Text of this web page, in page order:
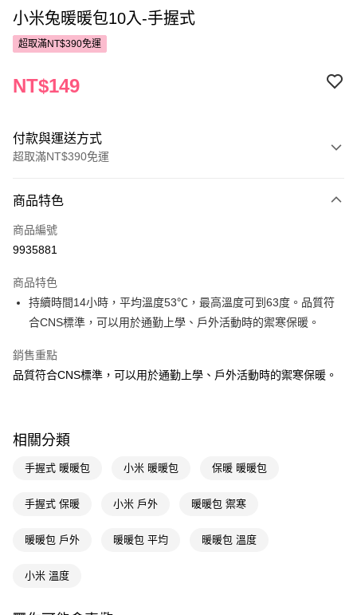
小米兔暖暖包10入-手握式
超取滿NT$390免運
NT$149
付款與運送方式
超取滿NT$390免運
POYA支付
信用卡一次付款
LINE Pay
Apple Pay
街口支付
AFTEE先享後付
相關說明
AFTEE先享後付是「在收到商品之後才付款」的支付方式。 讓您購物簡單
便利好安心！
２．便利：只要手機號碼，簡訊認證，即可結帳。
【「AFTEE先享後付」結帳流程】
結帳頁面，進行簡訊認證並確認金額後，即可完成結帳。
運送方式
每筆NT$65，滿NT$390(含以上)免運費
付款後全家取貨
商品特色
商品編號
9935881
商品特色
持續時間14小時，平均溫度53℃，最高溫度可到63度。品質符
合CNS標準，可以用於通勤上學、戶外活動時的禦寒保暖。
銷售重點
品質符合CNS標準，可以用於通勤上學、戶外活動時的禦寒保暖。
相關分類
手握式 暖暖包 小米 暖暖包 保暖 暖暖包
手握式 保暖 小米 戶外 暖暖包 禦寒
暖暖包 戶外 暖暖包 平均 暖暖包 溫度
小米 溫度